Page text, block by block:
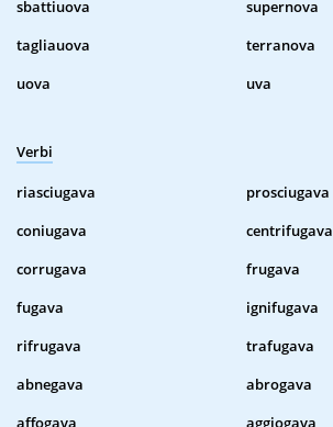
sbattiuova
supernova
tagliauova
terranova
uova
uva
Verbi
riasciugava
prosciugava
coniugava
centrifugava
corrugava
frugava
fugava
ignifugava
rifrugava
trafugava
abnegava
abrogava
affogava
aggiogava